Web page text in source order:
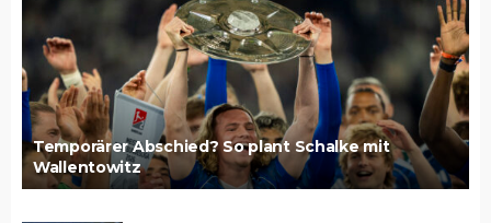
Temporärer Abschied? So plant Schalke mit
Wallentowitz